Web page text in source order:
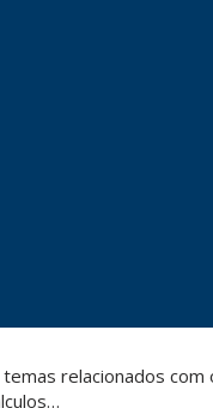
relacionados com